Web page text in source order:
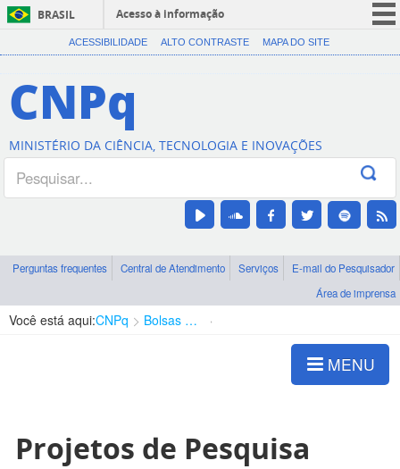
BRASIL
Acesso à informação
CORONAVÍRUS (COVID-19)
Canais
ACESSIBILIDADE ALTO CONTRASTE MAPA DO SITE
CNPq
MINISTÉRIO DA CIÊNCIA, TECNOLOGIA E INOVAÇÕES
Perguntas frequentes Central de Atendimento Serviços
E-mail do Pesquisador
Área de imprensa
Você está aqui:CNPq Bolsas e Auxílios Vigentes
MENU
Projetos de Pesquisa